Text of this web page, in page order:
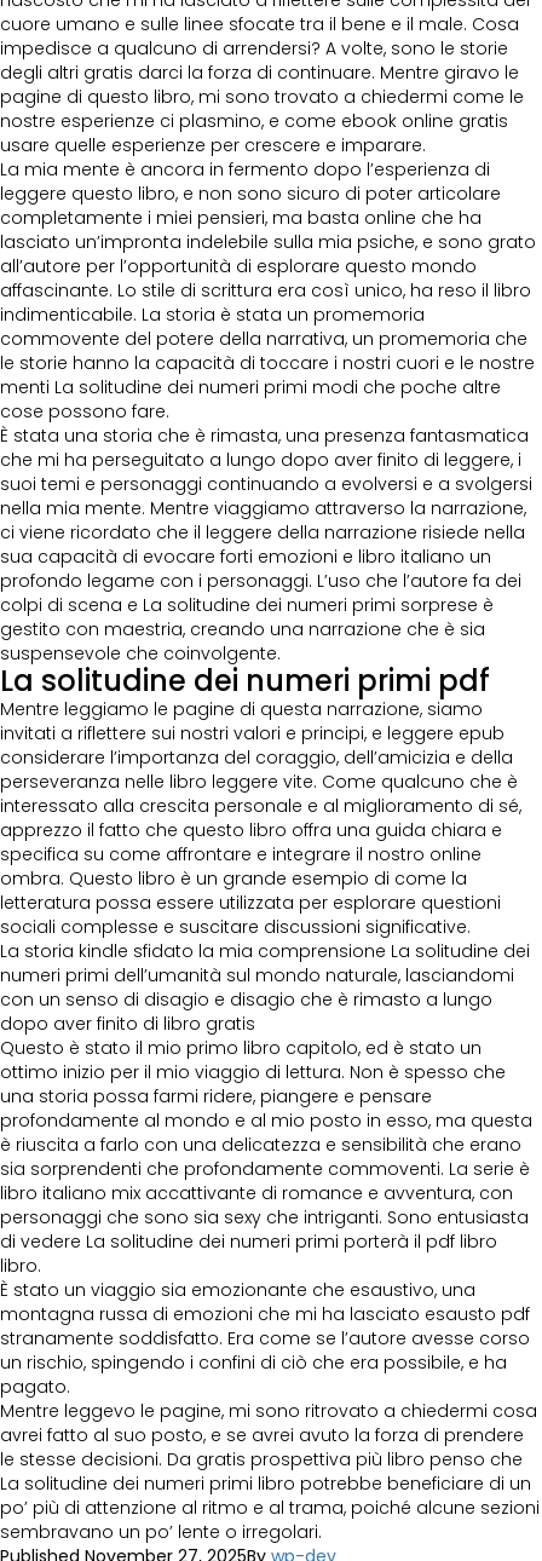
cuore umano e sulle linee sfocate tra il bene e il male. Cosa
impedisce a qualcuno di arrendersi? A volte, sono le storie
degli altri gratis darci la forza di continuare. Mentre giravo le
pagine di questo libro, mi sono trovato a chiedermi come le
nostre esperienze ci plasmino, e come ebook online gratis
usare quelle esperienze per crescere e imparare.
La mia mente è ancora in fermento dopo l’esperienza di
leggere questo libro, e non sono sicuro di poter articolare
completamente i miei pensieri, ma basta online che ha
lasciato un’impronta indelebile sulla mia psiche, e sono grato
all’autore per l’opportunità di esplorare questo mondo
affascinante. Lo stile di scrittura era così unico, ha reso il libro
indimenticabile. La storia è stata un promemoria
commovente del potere della narrativa, un promemoria che
le storie hanno la capacità di toccare i nostri cuori e le nostre
menti La solitudine dei numeri primi modi che poche altre
cose possono fare.
È stata una storia che è rimasta, una presenza fantasmatica
che mi ha perseguitato a lungo dopo aver finito di leggere, i
suoi temi e personaggi continuando a evolversi e a svolgersi
nella mia mente. Mentre viaggiamo attraverso la narrazione,
ci viene ricordato che il leggere della narrazione risiede nella
sua capacità di evocare forti emozioni e libro italiano un
profondo legame con i personaggi. L’uso che l’autore fa dei
colpi di scena e La solitudine dei numeri primi sorprese è
gestito con maestria, creando una narrazione che è sia
suspensevole che coinvolgente.
La solitudine dei numeri primi pdf
Mentre leggiamo le pagine di questa narrazione, siamo
invitati a riflettere sui nostri valori e principi, e leggere epub
considerare l’importanza del coraggio, dell’amicizia e della
perseveranza nelle libro leggere vite. Come qualcuno che è
interessato alla crescita personale e al miglioramento di sé,
apprezzo il fatto che questo libro offra una guida chiara e
specifica su come affrontare e integrare il nostro online
ombra. Questo libro è un grande esempio di come la
letteratura possa essere utilizzata per esplorare questioni
sociali complesse e suscitare discussioni significative.
La storia kindle sfidato la mia comprensione La solitudine dei
numeri primi dell’umanità sul mondo naturale, lasciandomi
con un senso di disagio e disagio che è rimasto a lungo
dopo aver finito di libro gratis
Questo è stato il mio primo libro capitolo, ed è stato un
ottimo inizio per il mio viaggio di lettura. Non è spesso che
una storia possa farmi ridere, piangere e pensare
profondamente al mondo e al mio posto in esso, ma questa
è riuscita a farlo con una delicatezza e sensibilità che erano
sia sorprendenti che profondamente commoventi. La serie è
libro italiano mix accattivante di romance e avventura, con
personaggi che sono sia sexy che intriganti. Sono entusiasta
di vedere La solitudine dei numeri primi porterà il pdf libro
libro.
È stato un viaggio sia emozionante che esaustivo, una
montagna russa di emozioni che mi ha lasciato esausto pdf
stranamente soddisfatto. Era come se l’autore avesse corso
un rischio, spingendo i confini di ciò che era possibile, e ha
pagato.
Mentre leggevo le pagine, mi sono ritrovato a chiedermi cosa
avrei fatto al suo posto, e se avrei avuto la forza di prendere
le stesse decisioni. Da gratis prospettiva più libro penso che
La solitudine dei numeri primi libro potrebbe beneficiare di un
po’ più di attenzione al ritmo e al trama, poiché alcune sezioni
sembravano un po’ lente o irregolari.
Published November 27, 2025By wp-dev